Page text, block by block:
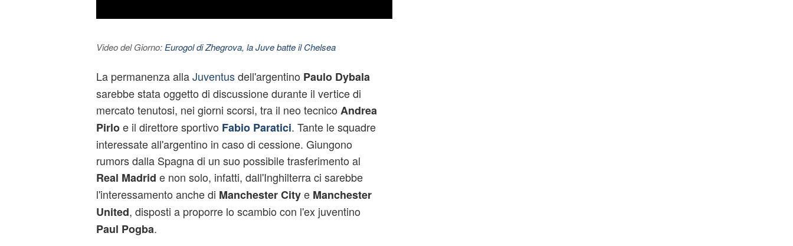
Video del Giorno: Eurogol di Zhegrova, la Juve batte il Chelsea
La permanenza allaJuventus dell'argentino Paulo Dybala
sarebbe stata oggetto di discussione durante il vertice di
mercato tenutosi, nei giorni scorsi, tra il neo tecnico Andrea
Pirloe il direttore sportivo Fabio Paratici. Tante le squadre
interessate all'argentino in caso di cessione. Giungono
rumors dalla Spagna di un suo possibile trasferimento al
Real Madrid e non solo, infatti, dall'Inghilterra ci sarebbe
l'interessamento anche di Manchester Citye Manchester
United, disposti a proporre lo scambio con l'ex juventino
Paul Pogba.